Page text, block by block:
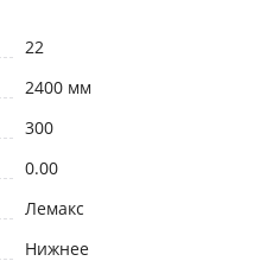
22
2400 мм
300
0.00
Лемакс
Нижнее